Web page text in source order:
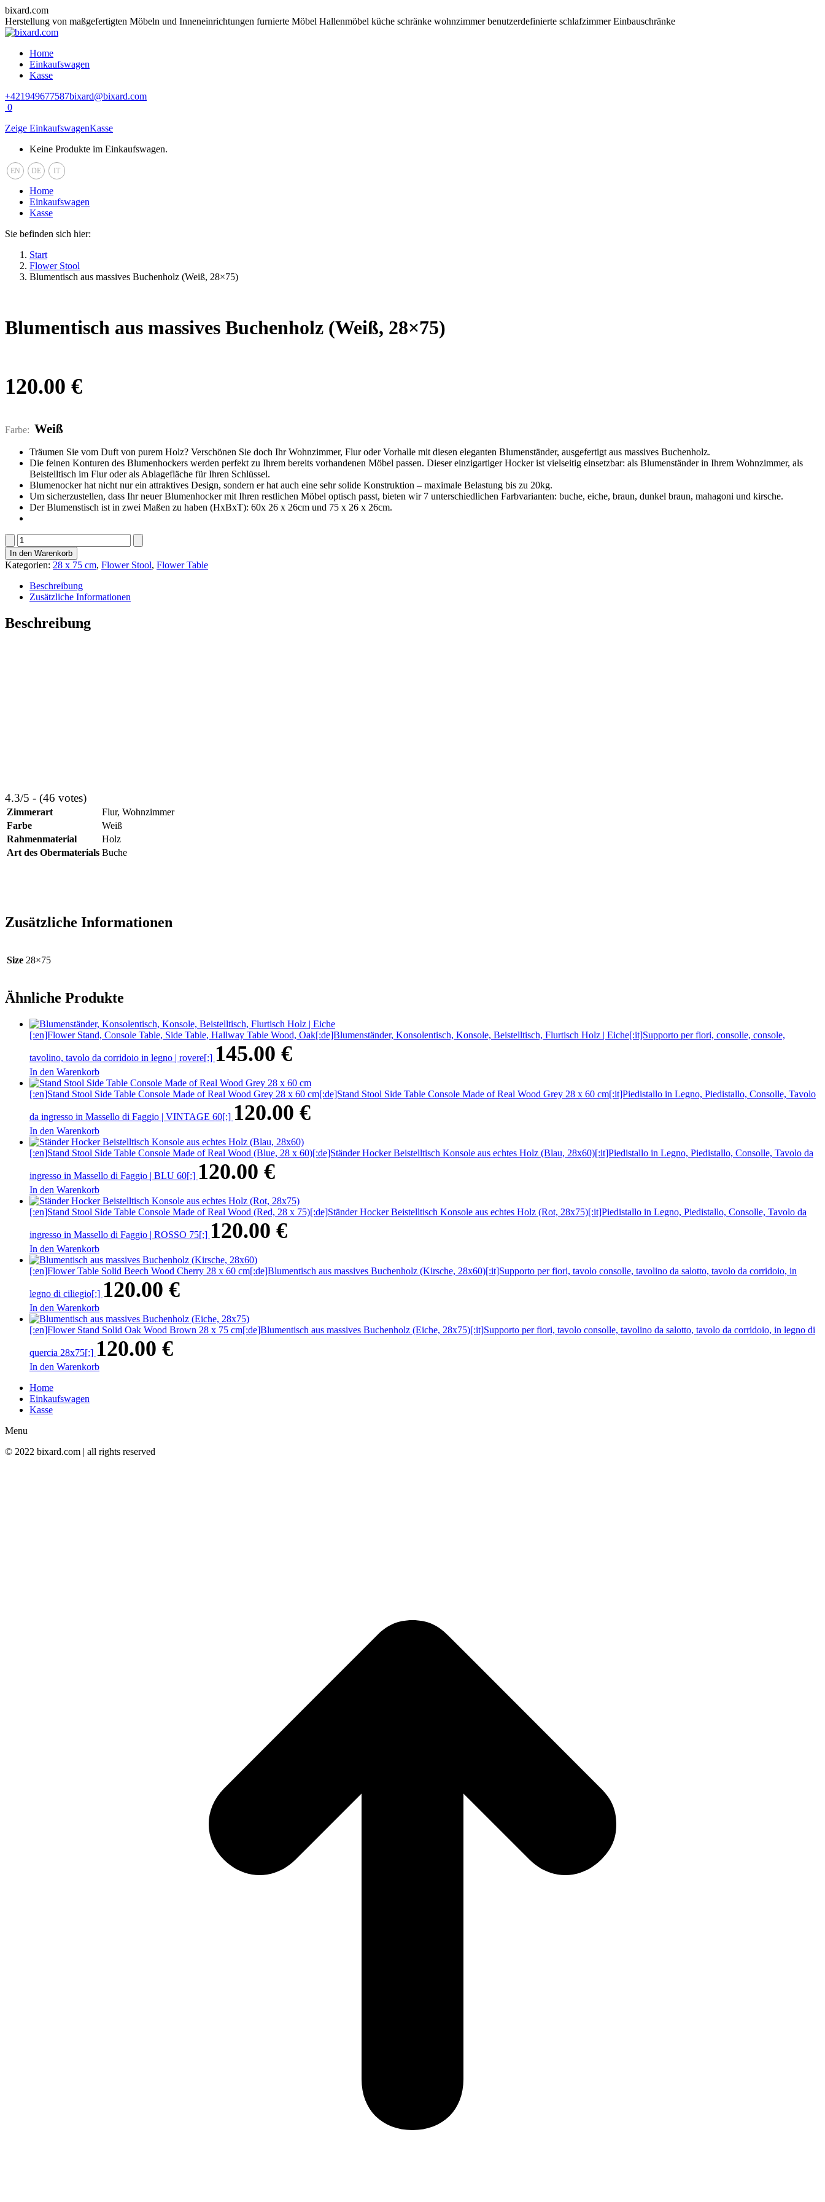
Zum
Inhalt
springen
bixard.com
Herstellung von maßgefertigten Möbeln und Inneneinrichtungen furnierte Möbel Hallenmöbel küche schränke wohnzimmer benutzerdefinierte schlafzimmer Einbauschränke
Home
Einkaufswagen
Kasse
+421949677587bixard@bixard.com
0
Zeige EinkaufswagenKasse
Keine Produkte im Einkaufswagen.
EN DE IT
Home
Einkaufswagen
Kasse
Sie befinden sich hier:
Start
Flower Stool
Blumentisch aus massives Buchenholz (Weiß, 28×75)
Blumentisch aus massives Buchenholz (Weiß, 28×75)
120.00 €
Farbe: Weiß
Träumen Sie vom Duft von purem Holz? Verschönen Sie doch Ihr Wohnzimmer, Flur oder Vorhalle mit diesen eleganten Blumenständer, ausgefertigt aus massives Buchenholz.
Die feinen Konturen des Blumenhockers werden perfekt zu Ihrem bereits vorhandenen Möbel passen. Dieser einzigartiger Hocker ist vielseitig einsetzbar: als Blumenständer in Ihrem Wohnzimmer, als
Beistelltisch im Flur oder als Ablagefläche für Ihren Schlüssel.
Blumenocker hat nicht nur ein attraktives Design, sondern er hat auch eine sehr solide Konstruktion – maximale Belastung bis zu 20kg.
Um sicherzustellen, dass Ihr neuer Blumenhocker mit Ihren restlichen Möbel optisch passt, bieten wir 7 unterschiedlichen Farbvarianten: buche, eiche, braun, dunkel braun, mahagoni und kirsche.
Der Blumenstisch ist in zwei Maßen zu haben (HxBxT): 60x 26 x 26cm und 75 x 26 x 26cm.
Blumentisch
aus
massives
Buchenholz
(Weiß,
28x75)
Menge
In den Warenkorb
Kategorien: 28 x 75 cm, Flower Stool, Flower Table
Beschreibung
Zusätzliche Informationen
Beschreibung
4.3/5 - (46 votes)
Zimmerart
Flur, Wohnzimmer
Farbe
Weiß
Rahmenmaterial
Holz
Art des Obermaterials Buche
Zusätzliche Informationen
Size 28×75
Ähnliche Produkte
[:en]Flower Stand, Console Table, Side Table, Hallway Table Wood, Oak[:de]Blumenständer, Konsolentisch, Konsole, Beistelltisch, Flurtisch Holz | Eiche[:it]Supporto per fiori, consolle, console,
tavolino, tavolo da corridoio in legno | rovere[:] 145.00 €
In den Warenkorb
[:en]Stand Stool Side Table Console Made of Real Wood Grey 28 x 60 cm[:de]Stand Stool Side Table Console Made of Real Wood Grey 28 x 60 cm[:it]Piedistallo in Legno, Piedistallo, Consolle, Tavolo
da ingresso in Massello di Faggio | VINTAGE 60[:] 120.00 €
In den Warenkorb
[:en]Stand Stool Side Table Console Made of Real Wood (Blue, 28 x 60)[:de]Ständer Hocker Beistelltisch Konsole aus echtes Holz (Blau, 28x60)[:it]Piedistallo in Legno, Piedistallo, Consolle, Tavolo da
ingresso in Massello di Faggio | BLU 60[:] 120.00 €
In den Warenkorb
[:en]Stand Stool Side Table Console Made of Real Wood (Red, 28 x 75)[:de]Ständer Hocker Beistelltisch Konsole aus echtes Holz (Rot, 28x75)[:it]Piedistallo in Legno, Piedistallo, Consolle, Tavolo da
ingresso in Massello di Faggio | ROSSO 75[:] 120.00 €
In den Warenkorb
[:en]Flower Table Solid Beech Wood Cherry 28 x 60 cm[:de]Blumentisch aus massives Buchenholz (Kirsche, 28x60)[:it]Supporto per fiori, tavolo consolle, tavolino da salotto, tavolo da corridoio, in
legno di ciliegio[:] 120.00 €
In den Warenkorb
[:en]Flower Stand Solid Oak Wood Brown 28 x 75 cm[:de]Blumentisch aus massives Buchenholz (Eiche, 28x75)[:it]Supporto per fiori, tavolo consolle, tavolino da salotto, tavolo da corridoio, in legno di
quercia 28x75[:] 120.00 €
In den Warenkorb
Home
Einkaufswagen
Kasse
Menu
© 2022 bixard.com | all rights reserved